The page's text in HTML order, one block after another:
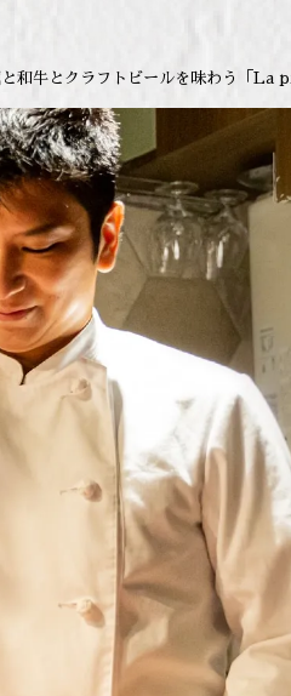
和牛とクラフトビールを味わう「La